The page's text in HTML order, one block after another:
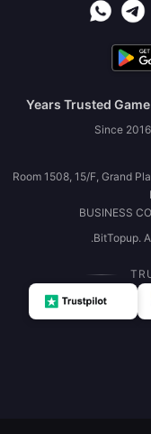
Since
Room 1508, 15/F, Grand
BUSINESS